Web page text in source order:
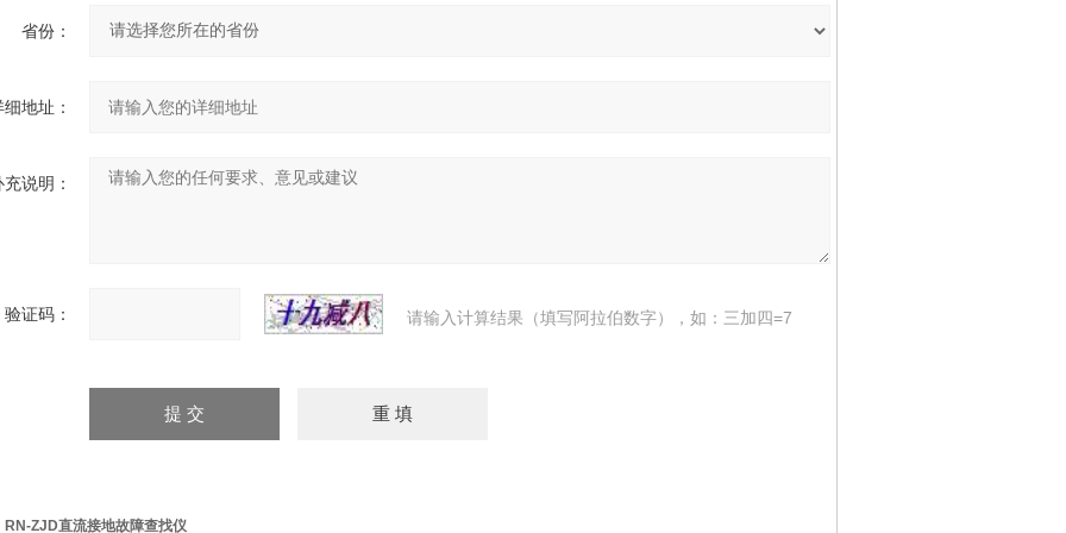
省份：
细地址：
充说明：
验证码： 请输入计算结果（填写阿拉伯数字），如：三加四=7
RN-ZJD直流接地故障查找仪